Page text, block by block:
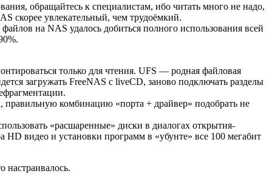
обращайтесь к специалистам, ибо читать много не надо,
скорее увлекательный, чем трудоёмкий.
на NAS удалось добиться полного использования всей
только для чтения. UFS — родная файловая
загружать FreeNAS с liveCD, заново подключать разделы
правильную комбинацию «порта + драйвер» подобрать не
«расшаренные» диски в диалогах открытия-
HD видео и установки программ в «убунте» все 100 мегабит
настраивалось.